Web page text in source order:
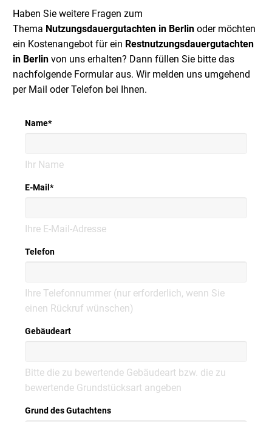
Haben Sie weitere Fragen zum
Thema Nutzungsdauergutachten in Berlin oder möchten
ein Kostenangebot für ein Restnutzungsdauergutachten
in Berlin von uns erhalten? Dann füllen Sie bitte das
nachfolgende Formular aus. Wir melden uns umgehend
per Mail oder Telefon bei Ihnen.
Name*
Ihr Name
E-Mail *
Ihre E-Mail-Adresse
Telefon
Ihre Telefonnummer (nur erforderlich, wenn Sie
einen Rückruf wünschen)
Gebäudeart
Bitte die zu bewertende Gebäudeart bzw. die zu
bewertende Grundstücksart angeben
Grund des Gutachtens